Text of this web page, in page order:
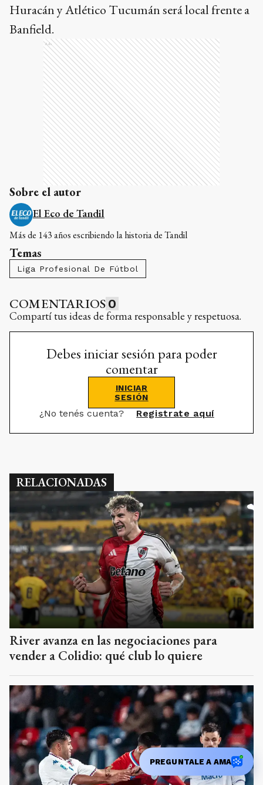
Huracán y Atlético Tucumán será local frente a
Banfield.
Ads
Sobre el autor
El Eco de Tandil
Más de 143 años escribiendo la historia de Tandil
Temas
Liga Profesional De Fútbol
COMENTARIOS 0
Compartí tus ideas de forma responsable y respetuosa.
Debes iniciar sesión para poder
comentar
INICIAR
SESIÓN
¿No tenés cuenta? Registrate aquí
RELACIONADAS
River avanza en las negociaciones para
vender a Colidio: qué club lo quiere
PREGUNTALE A AMA